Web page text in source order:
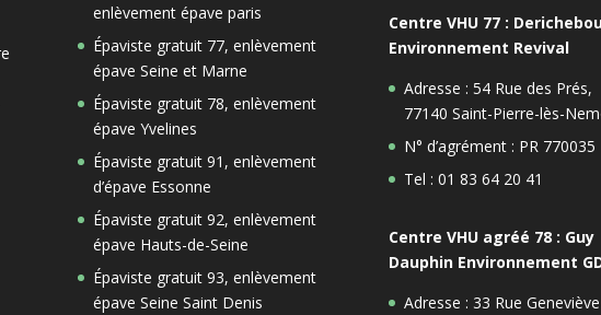
enlèvement épave paris
Épaviste gratuit 77, enlèvement
épave Seine et Marne
Épaviste gratuit 78, enlèvement
épave Yvelines
Épaviste gratuit 91, enlèvement
d’épave Essonne
Épaviste gratuit 92, enlèvement
épave Hauts-de-Seine
Épaviste gratuit 93, enlèvement
épave Seine Saint Denis
Centre VHU 77 :
Environnement Revival
Adresse : 54 Rue des Prés,
77140 Saint-Pierre-lès-
N° d’agrément : PR 770035
Tel : 01 83 64 20 41
Centre VHU agréé 78 : Guy
Dauphin Environnement
Adresse : 33 Rue Geneviève